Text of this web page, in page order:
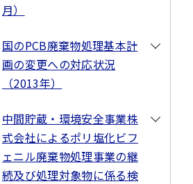
月）
国のPCB廃棄物処理基本計
画の変更への対応状況
（2013年）
中間貯蔵・環境安全事業株
式会社によるポリ塩化ビフ
ェニル廃棄物処理事業の継
続及び処理対象物に係る検